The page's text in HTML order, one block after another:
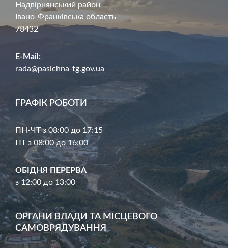
Надвірнянський район
Івано-Франківська область
78432
E-Mail:
rada@pasichna-tg.gov.ua
ГРАФІК РОБОТИ
ПН-ЧТ з 08:00 до 17:15
ПТ з 08:00 до 16:00
ОБІДНЯ ПЕРЕРВА
з 12:00 до 13:00
ОРГАНИ ВЛАДИ ТА МІСЦЕВОГО
САМОВРЯДУВАННЯ